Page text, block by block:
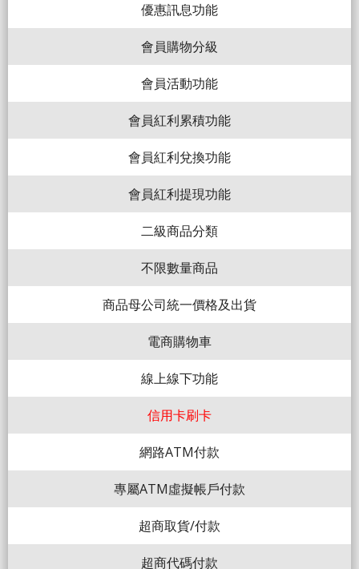
優惠訊息功能
會員購物分級
會員活動功能
會員紅利累積功能
會員紅利兌換功能
會員紅利提現功能
二級商品分類
不限數量商品
商品母公司統一價格及出貨
電商購物車
線上線下功能
信用卡刷卡
網路ATM付款
專屬ATM虛擬帳戶付款
超商取貨/付款
超商代碼付款